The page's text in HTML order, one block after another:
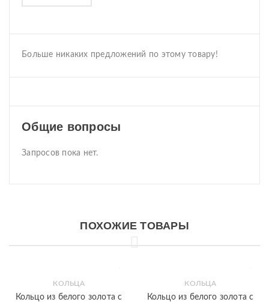
Больше никаких предложений по этому товару!
Общие вопросы
Запросов пока нет.
ПОХОЖИЕ ТОВАРЫ
КОЛЬЦА
Кольцо из белого золота с
КОЛЬЦА
Кольцо из белого золота с